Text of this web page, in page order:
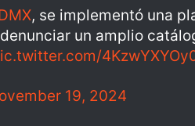
, se implementó una
un amplio
19, 2024